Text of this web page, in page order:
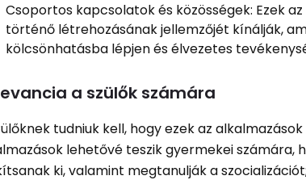
Csoportos kapcsolatok és közösségek: Ezek
történő létrehozásának jellemzőjét kínálják,
kölcsönhatásba lépjen és élvezetes
a szülők számára
tudniuk kell, hogy ezek az
lehetővé teszik gyermekei számára,
ki, valamint megtanulják a